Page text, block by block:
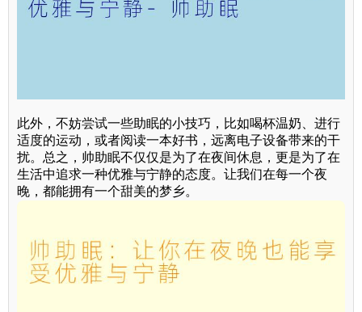
此外，不妨尝试一些助眠的小技巧，比如喝杯温奶、进行
适度的运动，或者阅读一本好书，远离电子设备带来的干
扰。总之，帅助眠不仅仅是为了在夜间休息，更是为了在
生活中追求一种优雅与宁静的态度。让我们在每一个夜
晚，都能拥有一个甜美的梦乡。